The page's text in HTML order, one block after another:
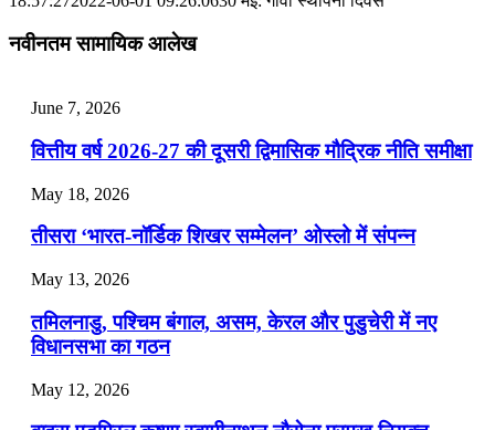
July 25, 2026
📝 डेली करेंट अफेयर्स: 19-21 जुलाई 2026
📝 डेली करेंट अफेयर्स: 13-15 जुलाई 2026
नवीनतम सामायिक आलेख
June 7, 2026
वित्तीय वर्ष 2026-27 की दूसरी द्विमासिक मौद्रिक नीति समीक्षा
May 18, 2026
तीसरा ‘भारत-नॉर्डिक शिखर सम्मेलन’ ओस्लो में संपन्न
May 13, 2026
तमिलनाडु, पश्चिम बंगाल, असम, केरल और पुडुचेरी में नए
विधानसभा का गठन
May 12, 2026